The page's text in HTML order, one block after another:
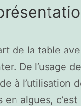
de la table
De l’usage de
à l’utilisation
en algues, c’est